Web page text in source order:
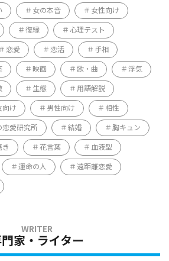
女の本音 女性向け
復縁 心理テスト
恋愛 恋活 手相
映画 歌・曲 浮気
生態 用語解説
向け 男性向け 相性
恋愛研究所 結婚 胸キュン
き 花言葉 血液型
運命の人 遠距離恋愛
門家・ライター